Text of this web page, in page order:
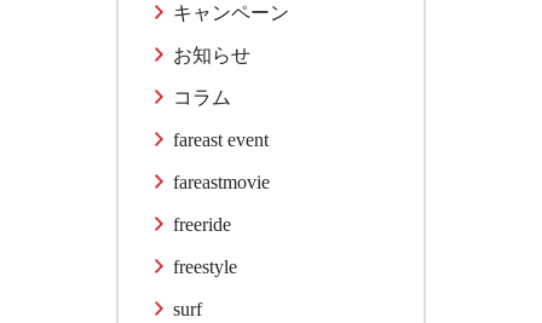
キャンペーン
お知らせ
コラム
fareast event
fareastmovie
freeride
freestyle
surf